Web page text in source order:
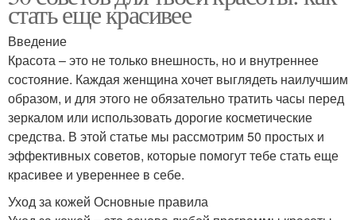
стать еще красивее
Введение
Красота – это не только внешность, но и внутреннее
состояние. Каждая женщина хочет выглядеть наилучшим
образом, и для этого не обязательно тратить часы перед
зеркалом или использовать дорогие косметические
средства. В этой статье мы рассмотрим 50 простых и
эффективных советов, которые помогут тебе стать еще
красивее и увереннее в себе.
Уход за кожей Основные правила